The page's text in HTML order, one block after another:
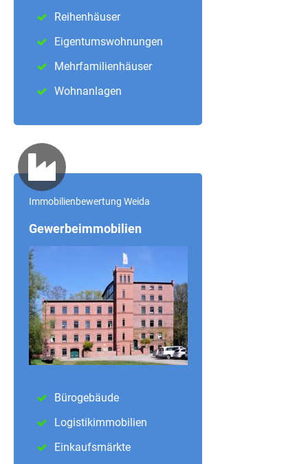
Reihenhäuser
Eigentumswohnungen
Mehrfamilienhäuser
Wohnanlagen
Immobilienbewertung Weida
Gewerbeimmobilien
Bürogebäude
Logistikimmobilien
Einkaufsmärkte